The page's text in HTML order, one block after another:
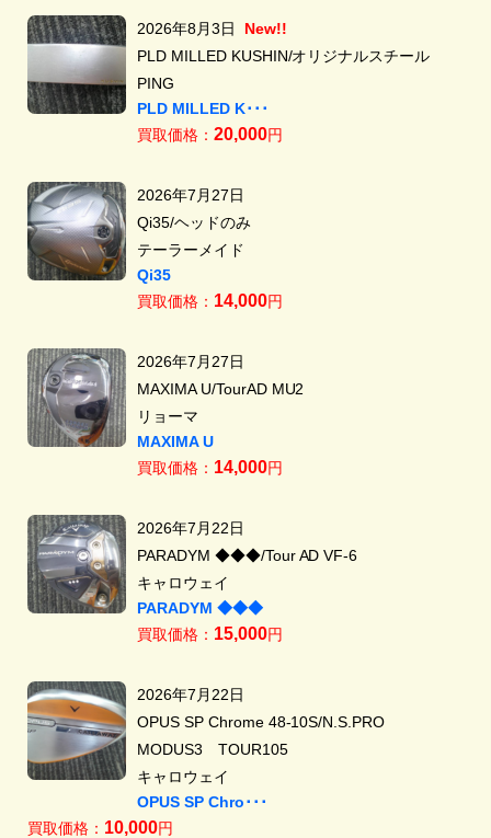
2026年8月3日
New!!
PLD MILLED KUSHIN/オリジナルスチール
PING
PLD MILLED K･･･
買取価格： 20,000円
2026年7月27日
Qi35/ヘッドのみ
テーラーメイド
Qi35
買取価格： 14,000円
2026年7月27日
MAXIMA U/TourAD MU2
リョーマ
MAXIMA U
買取価格： 14,000円
2026年7月22日
PARADYM ◆◆◆/Tour AD VF-6
キャロウェイ
PARADYM ◆◆◆
買取価格： 15,000円
2026年7月22日
OPUS SP Chrome 48-10S/N.S.PRO
MODUS3 TOUR105
キャロウェイ
OPUS SP Chro･･･
買取価格： 10,000円